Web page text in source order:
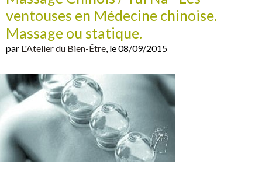
ventouses en Médecine chinoise.
Massage ou statique.
par L'Atelier du Bien-Être, le 08/09/2015